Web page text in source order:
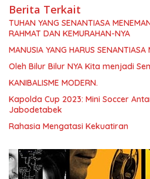
Berita Terkait
TUHAN YANG SENANTIASA
RAHMAT DAN KEMURAHAN-NYA
MANUSIA YANG HARUS SENANTIASA
Oleh Bilur Bilur NYA Kita menjadi
KANIBALISME MODERN.
Kapolda Cup 2023: Mini Soccer
Jabodetabek
Rahasia Mengatasi Kekuatiran